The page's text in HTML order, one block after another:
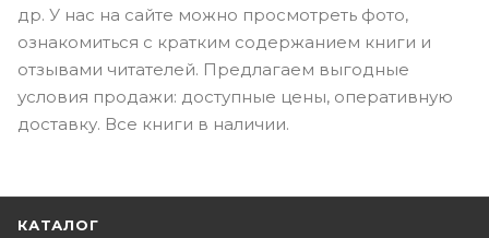
др. У нас на сайте можно просмотреть фото,
ознакомиться с кратким содержанием книги и
отзывами читателей. Предлагаем выгодные
условия продажи: доступные цены, оперативную
доставку. Все книги в наличии.
КАТАЛОГ